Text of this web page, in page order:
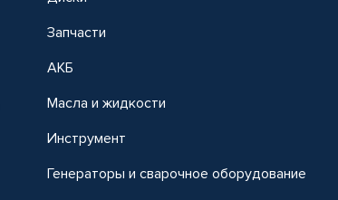
Запчасти
АКБ
Масла и жидкости
Инструмент
Генераторы и сварочное оборудование